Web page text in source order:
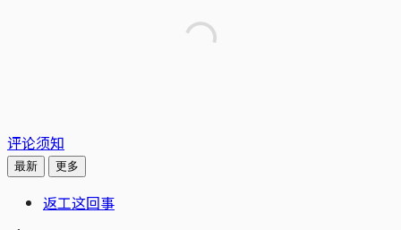
评论须知
最新 更多
返工这回事